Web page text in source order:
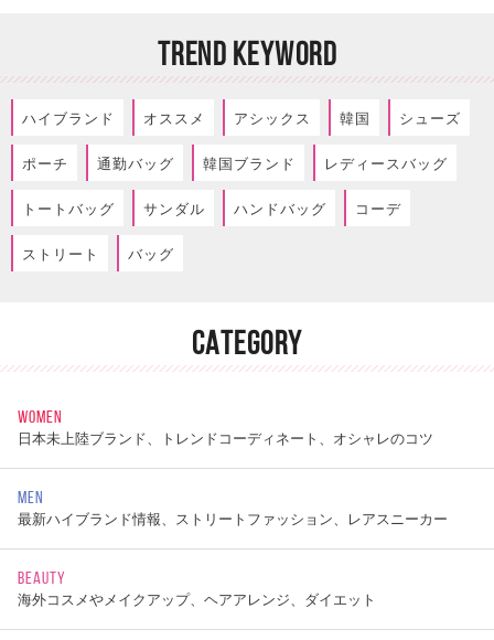
TREND KEYWORD
ハイブランド オススメ アシックス 韓国 シューズ
ポーチ 通勤バッグ 韓国ブランド レディースバッグ
トートバッグ サンダル ハンドバッグ コーデ
ストリート バッグ
CATEGORY
WOMEN
日本未上陸ブランド、トレンドコーディネート、オシャレのコツ
MEN
最新ハイブランド情報、ストリートファッション、レアスニーカー
BEAUTY
海外コスメやメイクアップ、ヘアアレンジ、ダイエット